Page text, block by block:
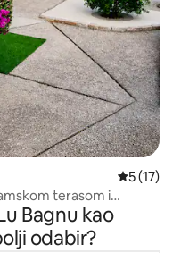
Prosječna
5 (17)
terasom i
Bagnu kao
odabir?